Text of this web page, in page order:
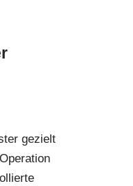
gezielt